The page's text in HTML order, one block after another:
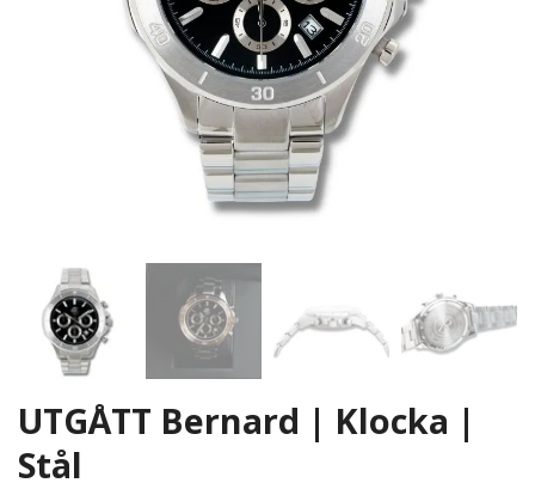
UTGÅTT Bernard | Klocka |
Stål